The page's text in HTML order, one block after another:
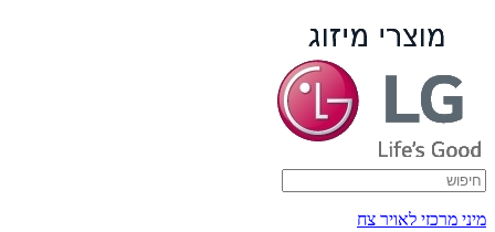
מיני מרכזי לאויר צח